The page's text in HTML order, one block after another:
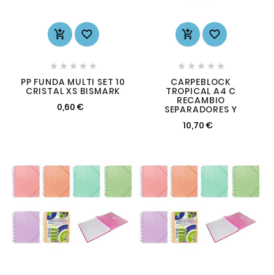
 
    
PP FUNDA MULTI SET 10
CRISTAL XS BISMARK
0,60 €
 
    
CARPEBLOCK
TROPICAL A4 C
RECAMBIO
SEPARADORES Y
10,70 €